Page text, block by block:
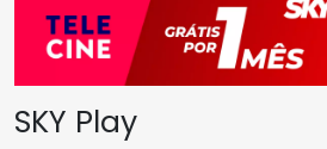
SKY Play